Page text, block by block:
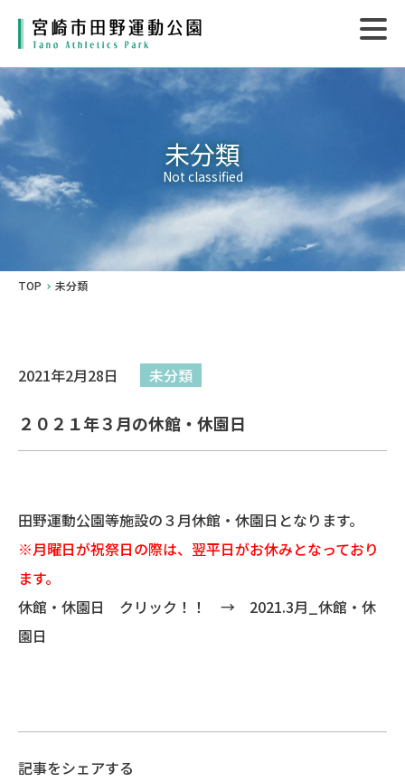
未分類
Not classified
TOP 未分類
2021年2月28日 未分類
２０２１年３月の休館・休園日
田野運動公園等施設の３月休館・休園日となります。
※月曜日が祝祭日の際は、翌平日がお休みとなっており
ます。
休館・休園日 クリック！！ → 2021.3月_休館・休
園日
記事をシェアする